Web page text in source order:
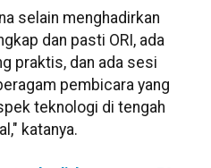
selain menghadirkan
dan pasti ORI, ada
praktis, dan ada sesi
pembicara yang
teknologi di tengah
katanya.